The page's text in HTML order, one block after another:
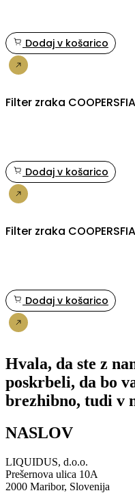
Dodaj v košarico
Filter zraka
Dodaj v košarico
Filter zraka
Dodaj v košarico
Hvala, da ste z
poskrbeli, da bo
brezhibno, tudi v
NASLOV
LIQUIDUS, d.o.o.
Prešernova ulica 10A
2000 Maribor, Slovenija